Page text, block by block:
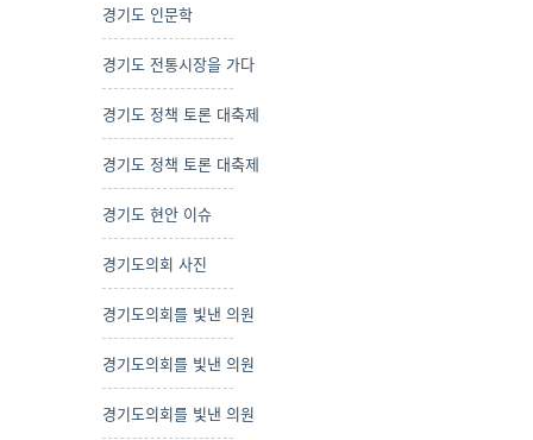
경기도 인문학
경기도 전통시장을 가다
경기도 정책 토론 대축제
경기도 정책 토론 대축제
경기도 현안 이슈
경기도의회 사진
경기도의회를 빛낸 의원
경기도의회를 빛낸 의원
경기도의회를 빛낸 의원